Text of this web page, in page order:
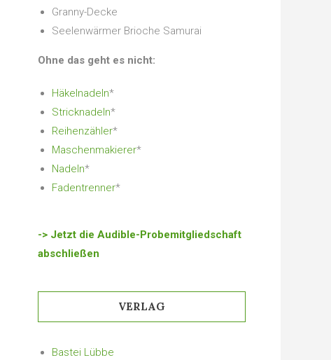
Granny-Decke
Seelenwärmer Brioche Samurai
Ohne das geht es nicht:
Häkelnadeln*
Stricknadeln*
Reihenzähler*
Maschenmakierer*
Nadeln*
Fadentrenner*
-> Jetzt die Audible-Probemitgliedschaft
abschließen
VERLAG
Bastei Lübbe